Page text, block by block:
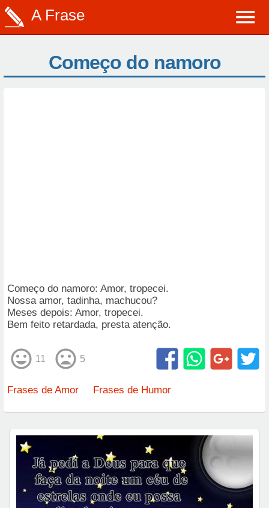
A Frase
Começo do namoro
Começo do namoro: Amor, tropecei.
Nossa amor, tadinha, machucou?
Meses depois: Amor, tropecei.
Bem feito retardada, presta atenção.
11 5
Frases de Amor Frases de Humor